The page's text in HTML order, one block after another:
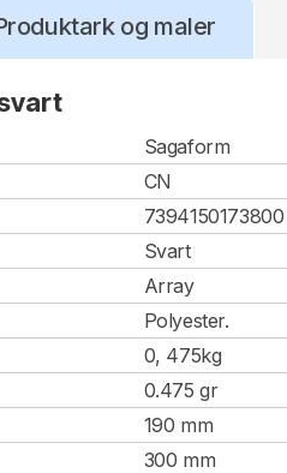
og maler
Sagaform
CN
7394150173800
Svart
Array
Polyester.
0, 475kg
0.475 gr
190 mm
300 mm